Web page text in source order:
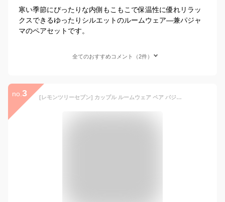
寒い季節にぴったりな内側もこもこで保温性に優れリラッ
クスできるゆったりシルエットのルームウェア―兼パジャ
マのペアセットです。
全てのおすすめコメント（2件）
no. 3 [レモンツリーセブン] カップル ルームウェア ペア パジャマ 男女4点セット 綿100％ 長袖 ルームウェア ペアルック チェック柄